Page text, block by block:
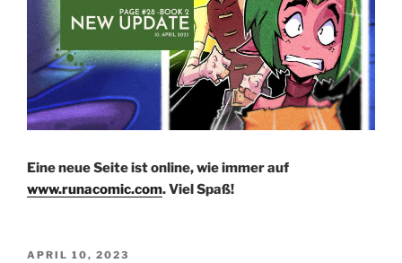
Eine neue Seite ist online, wie immer auf
www.runacomic.com. Viel Spaß!
VERÖFFENTLICHT
APRIL 10, 2023